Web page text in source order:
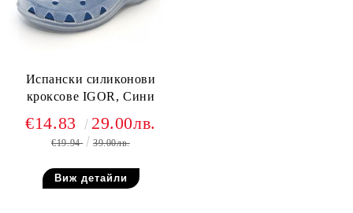
Испански силиконови
кроксове IGOR, Сини
€14.83 29.00лв.
€19.94 39.00лв.
Виж детайли